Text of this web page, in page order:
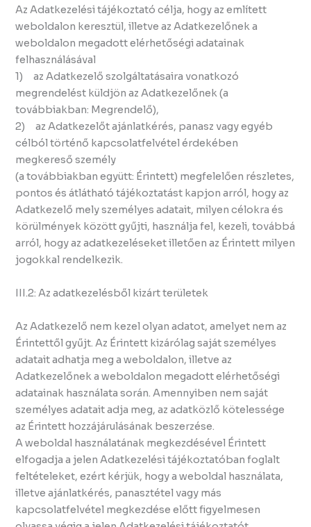
Az Adatkezelési tájékoztató célja, hogy az említett
weboldalon keresztül, illetve az Adatkezelőnek a
weboldalon megadott elérhetőségi adatainak
felhasználásával
1) az Adatkezelő szolgáltatásaira vonatkozó
megrendelést küldjön az Adatkezelőnek (a
továbbiakban: Megrendelő),
2) az Adatkezelőt ajánlatkérés, panasz vagy egyéb
célból történő kapcsolatfelvétel érdekében
megkereső személy
(a továbbiakban együtt: Érintett) megfelelően részletes,
pontos és átlátható tájékoztatást kapjon arról, hogy az
Adatkezelő mely személyes adatait, milyen célokra és
körülmények között gyűjti, használja fel, kezeli, továbbá
arról, hogy az adatkezeléseket illetően az Érintett milyen
jogokkal rendelkezik.
III.2: Az adatkezelésből kizárt területek
Az Adatkezelő nem kezel olyan adatot, amelyet nem az
Érintettől gyűjt. Az Érintett kizárólag saját személyes
adatait adhatja meg a weboldalon, illetve az
Adatkezelőnek a weboldalon megadott elérhetőségi
adatainak használata során. Amennyiben nem saját
személyes adatait adja meg, az adatközlő kötelessége
az Érintett hozzájárulásának beszerzése.
A weboldal használatának megkezdésével Érintett
elfogadja a jelen Adatkezelési tájékoztatóban foglalt
feltételeket, ezért kérjük, hogy a weboldal használata,
illetve ajánlatkérés, panasztétel vagy más
kapcsolatfelvétel megkezdése előtt figyelmesen